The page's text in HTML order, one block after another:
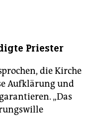
Priester
die Kirche
Aufklärung und
„Das